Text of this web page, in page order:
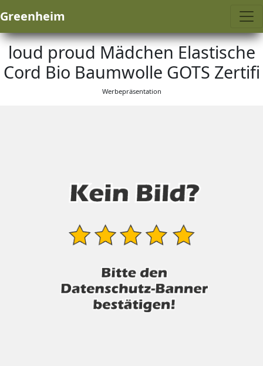
Greenheim
loud proud Mädchen Elastische
Cord Bio Baumwolle GOTS Zertifi
Werbepräsentation